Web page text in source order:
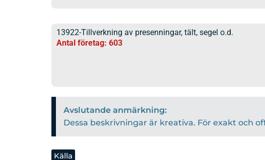
13922-Tillverkning av presenningar, tält, segel o.d.
Antal företag: 603
Avslutande anmärkning:
Dessa beskrivningar är kreativa. För exakt och
Källa